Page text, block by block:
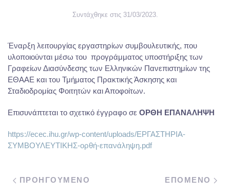
Συντάχθηκε στις 31/03/2023.
Έναρξη λειτουργίας εργαστηρίων συμβουλευτικής, που
υλοποιούνται μέσω του προγράμματος υποστήριξης των
Γραφείων Διασύνδεσης των Ελληνικών Πανεπιστημίων της
ΕΘΑΑΕ και του Τμήματος Πρακτικής Άσκησης και
Σταδιοδρομίας Φοιτητών και Αποφοίτων.
Επισυνάπτεται το σχετικό έγγραφο σε ΟΡΘΗ ΕΠΑΝΑΛΗΨΗ
https://ecec.ihu.gr/wp-content/uploads/ΕΡΓΑΣΤΗΡΙΑ-
ΣΥΜΒΟΥΛΕΥΤΙΚΗΣ-ορθή-επανάληψη.pdf
ΠΡΟΗΓΟΥΜΕΝΟ ΕΠΟΜΕΝΟ